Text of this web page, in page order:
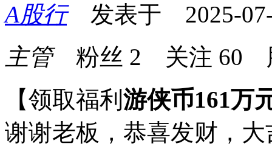
A股行发表于 2025-07-
主管粉丝 2 关注 60
【领取福利 游侠币161万
谢谢老板，恭喜发财，